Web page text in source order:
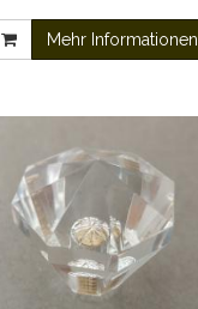
Mehr Informationen